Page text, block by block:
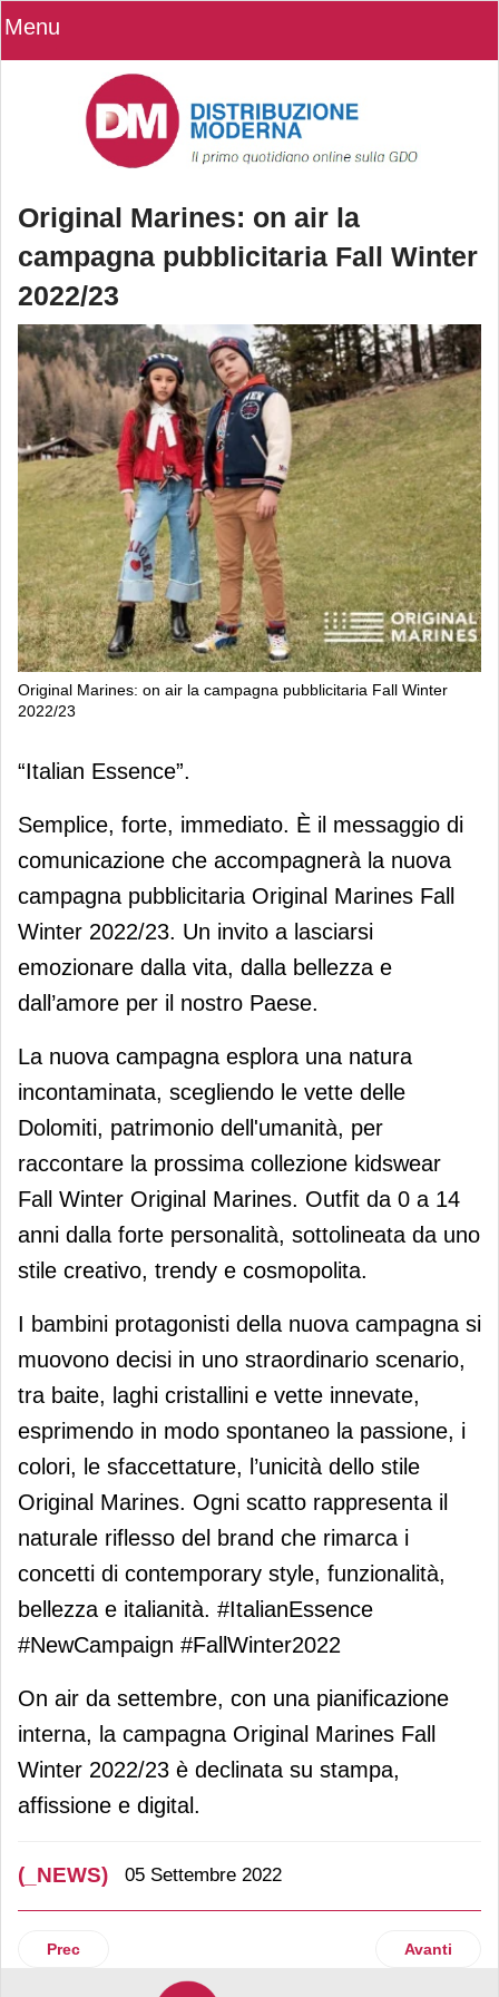
Menu
Original Marines: on air la
campagna pubblicitaria Fall Winter
2022/23
Original Marines: on air la campagna pubblicitaria Fall Winter
2022/23
Original Marines: on air la campagna
pubblicitaria Fall Winter 2022/23
“Italian Essence”.
Semplice, forte, immediato. È il messaggio di
comunicazione che accompagnerà la nuova
campagna pubblicitaria Original Marines Fall
Winter 2022/23. Un invito a lasciarsi
emozionare dalla vita, dalla bellezza e
dall’amore per il nostro Paese.
La nuova campagna esplora una natura
incontaminata, scegliendo le vette delle
Dolomiti, patrimonio dell'umanità, per
raccontare la prossima collezione kidswear
Fall Winter Original Marines. Outfit da 0 a 14
anni dalla forte personalità, sottolineata da uno
stile creativo, trendy e cosmopolita.
I bambini protagonisti della nuova campagna si
muovono decisi in uno straordinario scenario,
tra baite, laghi cristallini e vette innevate,
esprimendo in modo spontaneo la passione, i
colori, le sfaccettature, l’unicità dello stile
Original Marines. Ogni scatto rappresenta il
naturale riflesso del brand che rimarca i
concetti di contemporary style, funzionalità,
bellezza e italianità. #ItalianEssence
#NewCampaign #FallWinter2022
On air da settembre, con una pianificazione
interna, la campagna Original Marines Fall
Winter 2022/23 è declinata su stampa,
affissione e digital.
(_NEWS) 05 Settembre 2022
Articolo precedente: MartinoRossi porta l’innovazione
Prec Articolo
Avanti